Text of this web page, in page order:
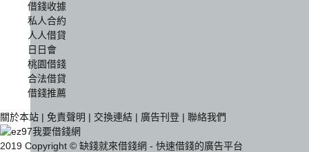
借錢收據
私人合約
人人借貸
日日會
桃園借錢
合法借貸
借錢推薦
關於本站 | 免責聲明 | 交換連結 | 廣告刊登 | 聯絡我們
2019 Copyright © 缺錢就來借錢網 - 快速借錢的廣告平台